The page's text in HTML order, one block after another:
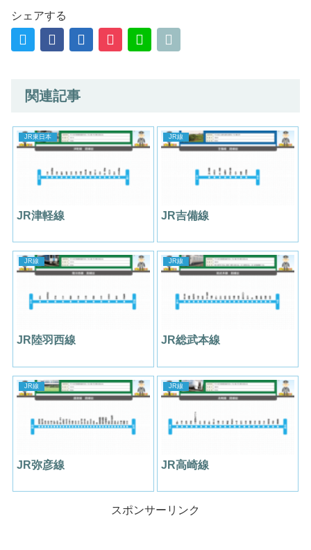
シェアする
関連記事
JR東日本
JR津軽線
JR線
JR吉備線
JR線
JR陸羽西線
JR線
JR総武本線
JR線
JR弥彦線
JR線
JR高崎線
スポンサーリンク